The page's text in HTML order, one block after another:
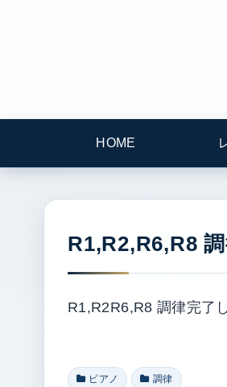
HOME
R1,R2,R6,R8
R1,R2R6,R8 調律完了
ピアノ 調律